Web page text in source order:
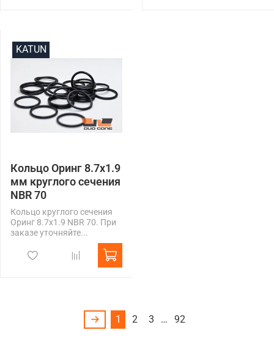
KATUN
Кольцо Оринг 8.7x1.9
мм круглого сечения
NBR 70
Кольцо круглого сечения
Оринг 8.7x1.9 NBR 70. При
заказе уточняйте...
1 2 3 … 92